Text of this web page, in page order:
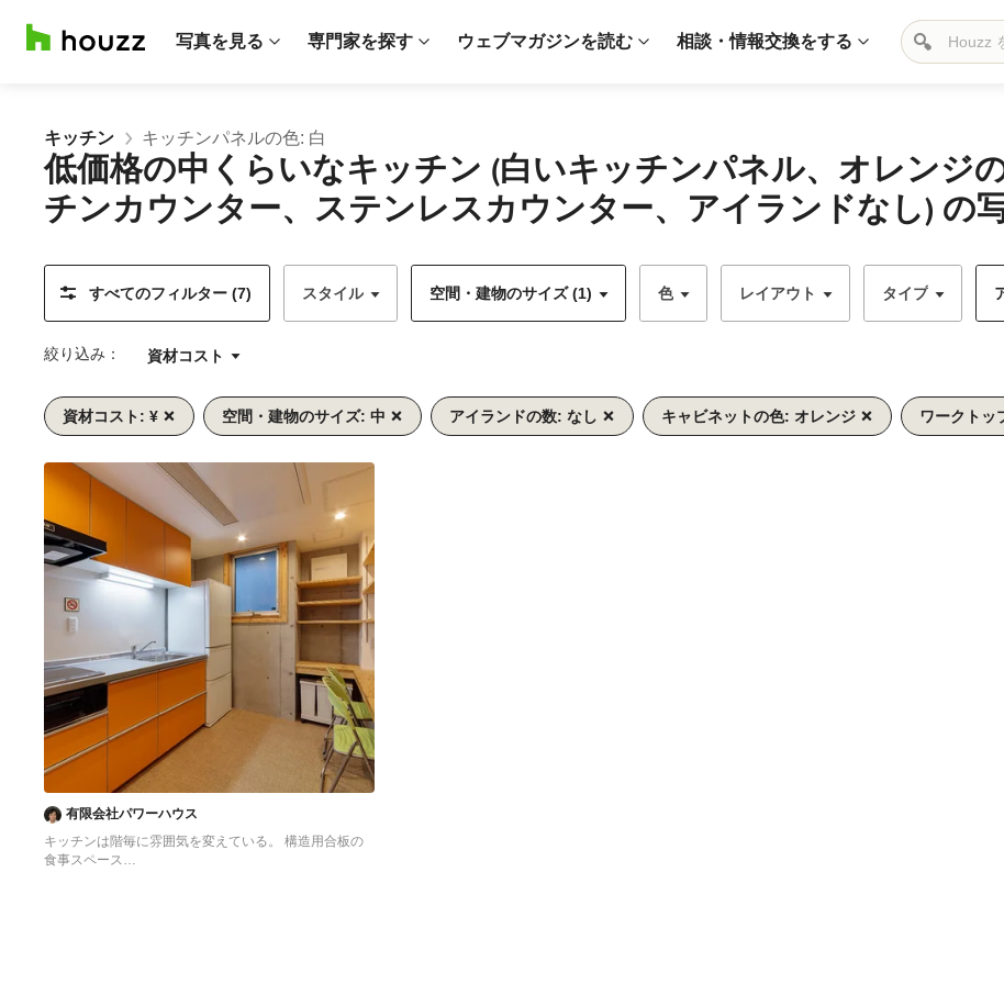
写真を見る 専門家を探す ウェブマガジンを読む 相談・情報交換をする
キッチン キッチンパネルの色: 白
低価格の中くらいなキッチン (白いキッチンパネル、オレンジ
チンカウンター、ステンレスカウンター、アイランドなし) の
すべてのフィルター (7) スタイル 空間・建物のサイズ (1) 色 レイアウト タイプ
絞り込み： 資材コスト
資材コスト: ¥ 空間・建物のサイズ: 中 アイランドの数: なし キャビネットの色: オレンジ ワークトッ
へ
へ
有限会社パワーハウス
キッチンは階毎に雰囲気を変えている。 構造用合板の
食事スペース